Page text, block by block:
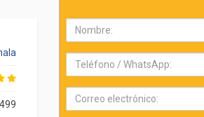
Nombre:
Teléfono:
Correo
electrónico: